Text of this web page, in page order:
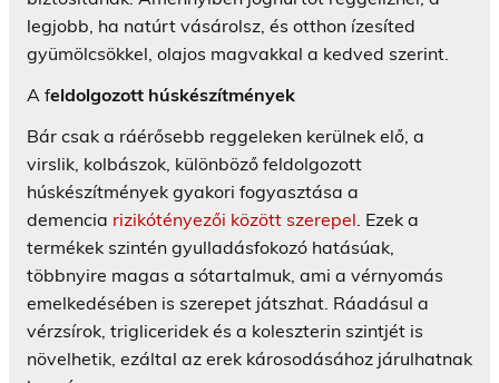
legjobb, ha natúrt vásárolsz, és otthon ízesíted
gyümölcsökkel, olajos magvakkal a kedved szerint.
A feldolgozott húskészítmények
Bár csak a ráérősebb reggeleken kerülnek elő, a
virslik, kolbászok, különböző feldolgozott
húskészítmények gyakori fogyasztása a
demencia rizikótényezői között szerepel. Ezek a
termékek szintén gyulladásfokozó hatásúak,
többnyire magas a sótartalmuk, ami a vérnyomás
emelkedésében is szerepet játszhat. Ráadásul a
vérzsírok, trigliceridek és a koleszterin szintjét is
növelhetik, ezáltal az erek károsodásához járulhatnak